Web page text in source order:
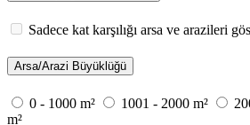
Sadece kat karşılığı arsa ve arazileri
Arsa/Arazi Büyüklüğü
0 - 1000 m² 1001 - 2000 m²
m²